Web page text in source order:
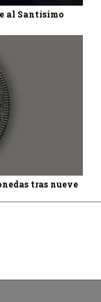
al Santísimo
tras nueve